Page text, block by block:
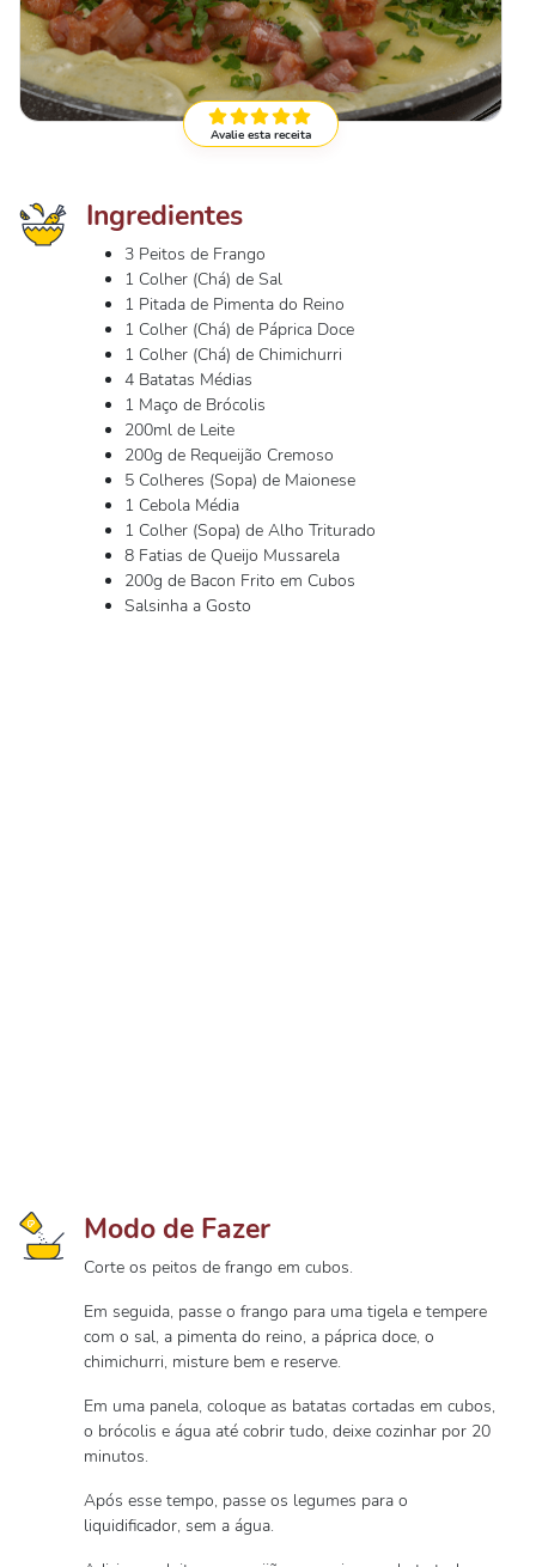
Avalie esta receita
Ingredientes
3 Peitos de Frango
1 Colher (Chá) de Sal
1 Pitada de Pimenta do Reino
1 Colher (Chá) de Páprica Doce
1 Colher (Chá) de Chimichurri
4 Batatas Médias
1 Maço de Brócolis
200ml de Leite
200g de Requeijão Cremoso
5 Colheres (Sopa) de Maionese
1 Cebola Média
1 Colher (Sopa) de Alho Triturado
8 Fatias de Queijo Mussarela
200g de Bacon Frito em Cubos
Salsinha a Gosto
Modo de Fazer
Corte os peitos de frango em cubos.
Em seguida, passe o frango para uma tigela e tempere
com o sal, a pimenta do reino, a páprica doce, o
chimichurri, misture bem e reserve.
Em uma panela, coloque as batatas cortadas em cubos,
o brócolis e água até cobrir tudo, deixe cozinhar por 20
minutos.
Após esse tempo, passe os legumes para o
liquidificador, sem a água.